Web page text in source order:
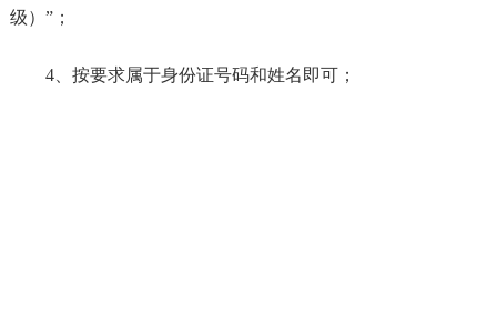
级）”；
4、按要求属于身份证号码和姓名即可；